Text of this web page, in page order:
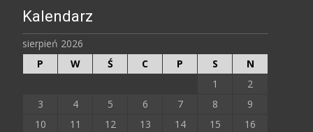
Kalendarz
sierpień 2026
P
W Ś C P S
N
1
2
3
4 5 6 7 8
9
10
11 12 13 14 15
16